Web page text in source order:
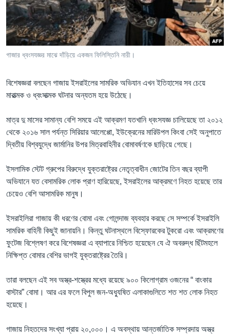
Learning English
FOLLOW US
অন্য ভাষায় ওয়েব সাইট
গাজার ধ্বংসযজ্ঞর মাঝে দাঁড়িয়ে একজন ফিলিস্তিনি নারী।
বিশেষজ্ঞরা বলছেন গাজায় ইসরাইলের সামরিক অভিযান এখন ইতিহাসের সব চেয়ে
মারাত্মক ও ধ্বংসাত্মক ঘটনার অন্যতম হয়ে উঠেছে।
মাত্র দু মাসের সামান্য বেশি সময়ে এই আক্রমণ যতখানি ধ্বংসযজ্ঞ চালিয়েছে তা ২০১২
থেকে ২০১৬ সাল পর্যন্ত সিরিয়ার আলেপ্পো, ইউক্রেনের মারিউপল কিংবা সেই অনুপাতে
দ্বিতীয় বিশ্বযুদ্ধে জার্মানির উপর মিত্রবাহিনীর বোমাবর্ষণকে ছাড়িয়ে গেছে।
ইসলামিক স্টেট গ্রুপের বিরুদ্ধে যুক্তরাষ্ট্রের নেতৃত্বাধীন জোটের তিন বছর ব্যাপী
অভিযানে যত বেসামরিক লোক প্রাণ হারিয়েছে, ইসরাইলের আক্রমণে নিহত হয়েছে তার
চেয়েও বেশি আসামরিক মানুষ।
ইসরাইলিরা গাজায় কী ধরণের বোমা এবং গোলন্দাজ ব্যবহার করছে সে সম্পর্কে ইসরাইলি
সামরিক বাহিনী কিছুই জানায়নি। কিন্তু ঘটনাস্থলে বিস্ফোরকের টুকরো এবং আক্রমণের
ফুটেজ বিশ্লেষণ করে বিশেষজ্ঞরা এ ব্যাপারে নিশ্চিত হয়েছেন যে ঐ অবরুদ্ধ ছিঁটমহলে
নিক্ষিপ্ত বোমার বেশির ভাগই যুক্তরাষ্ট্রের তৈরি।
তারা বলছেন এই সব অস্ত্র-শস্ত্রের মধ্যে রয়েছে ৯০০ কিলোগ্রাম ওজনের “ বাংকার
বাস্টার” বোমা। আর এর ফলে বিপুল জন-অধ্যুষিত এলাকাগুলিতে শত শত লোক নিহত
হয়েছে।
গাজায় নিহতদের সংখ্যা প্রায় ২০,০০০। এ অবস্থায় আন্তর্জাতিক সম্প্রদায় অস্ত্র